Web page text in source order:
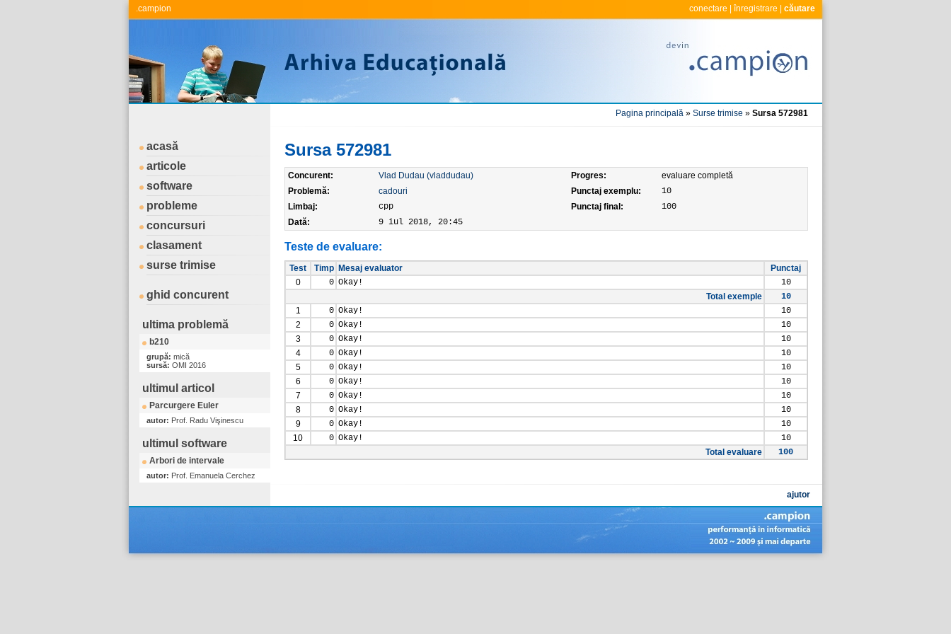
.campion conectare înregistrare căutare
Pagina principală » Surse trimise » Sursa 572981
acasă
articole
software
probleme
concursuri
clasament
surse trimise
ghid concurent
ultima problemă
b210
grupă: mică
sursă: OMI 2016
ultimul articol
Parcurgere Euler
autor: Prof. Radu Vişinescu
ultimul software
Arbori de intervale
autor: Prof. Emanuela Cerchez
Sursa 572981
Concurent: Vlad Dudau (vladdudau) Progres:
evaluare completă
Problemă:
cadouri Punctaj exemplu:
10
Limbaj:
cpp Punctaj final:
100
Dată:
9 iul 2018, 20:45
Teste de evaluare:
Test Timp Mesaj evaluator
Punctaj
0
0 Okay!
10
Total exemple
10
1
0 Okay!
10
2
0 Okay!
10
3
0 Okay!
10
4
0 Okay!
10
5
0 Okay!
10
6
0 Okay!
10
7
0 Okay!
10
8
0 Okay!
10
9
0 Okay!
10
10
0 Okay!
10
Total evaluare
100
ajutor